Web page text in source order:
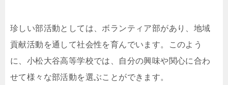
珍しい部活動としては、ボランティア部があり、地域
貢献活動を通して社会性を育んでいます。このよう
に、小松大谷高等学校では、自分の興味や関心に合わ
せて様々な部活動を選ぶことができます。